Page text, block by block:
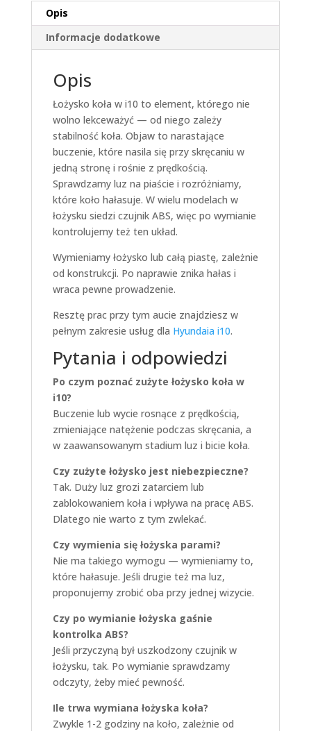
Opis
Informacje dodatkowe
Opis
Łożysko koła w i10 to element, którego nie
wolno lekceważyć — od niego zależy
stabilność koła. Objaw to narastające
buczenie, które nasila się przy skręcaniu w
jedną stronę i rośnie z prędkością.
Sprawdzamy luz na piaście i rozróżniamy,
które koło hałasuje. W wielu modelach w
łożysku siedzi czujnik ABS, więc po wymianie
kontrolujemy też ten układ.
Wymieniamy łożysko lub całą piastę, zależnie
od konstrukcji. Po naprawie znika hałas i
wraca pewne prowadzenie.
Resztę prac przy tym aucie znajdziesz w
pełnym zakresie usług dla Hyundaia i10.
Pytania i odpowiedzi
Po czym poznać zużyte łożysko koła w
i10?
Buczenie lub wycie rosnące z prędkością,
zmieniające natężenie podczas skręcania, a
w zaawansowanym stadium luz i bicie koła.
Czy zużyte łożysko jest niebezpieczne?
Tak. Duży luz grozi zatarciem lub
zablokowaniem koła i wpływa na pracę ABS.
Dlatego nie warto z tym zwlekać.
Czy wymienia się łożyska parami?
Nie ma takiego wymogu — wymieniamy to,
które hałasuje. Jeśli drugie też ma luz,
proponujemy zrobić oba przy jednej wizycie.
Czy po wymianie łożyska gaśnie
kontrolka ABS?
Jeśli przyczyną był uszkodzony czujnik w
łożysku, tak. Po wymianie sprawdzamy
odczyty, żeby mieć pewność.
Ile trwa wymiana łożyska koła?
Zwykle 1-2 godziny na koło, zależnie od